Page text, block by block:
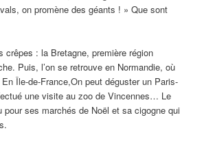
on promène des géants ! » Que sont
crêpes : la Bretagne, première région
Puis, l’on se retrouve en Normandie, où
Île-de-France,On peut déguster un Paris-
une visite au zoo de Vincennes… Le
pour ses marchés de Noël et sa cigogne qui